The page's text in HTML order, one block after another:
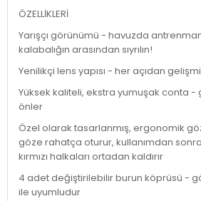
ÖZELLİKLERİ
Yarışçı görünümü - havuzda
kalabalığın arasından sıyrılın!
Yenilikçi lens yapısı - her açıdan
Yüksek kaliteli, ekstra yumuşak conta -
önler
Özel olarak tasarlanmış, ergonomik
göze rahatça oturur, kullanımdan
kırmızı halkaları ortadan kaldırır
4 adet değiştirilebilir burun köprüsü -
ile uyumludur